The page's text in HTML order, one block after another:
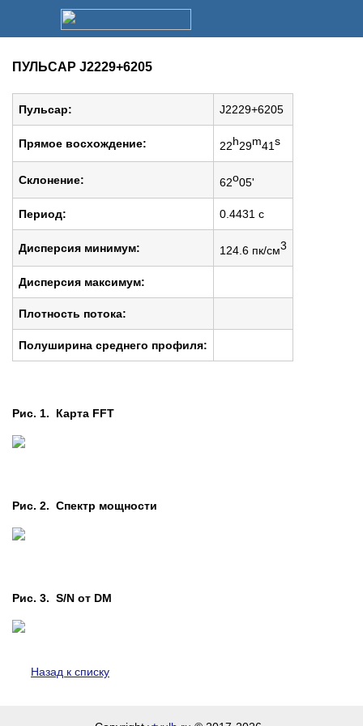
ПУЛЬСАР J2229+6205
Пульсар: J2229+6205
Прямое восхождение: 22h29m41s
Cклонение: 62o05'
Период: 0.4431 c
Дисперсия минимум: 124.6 пк/см3
Дисперсия максимум:
Плотность потока:
Полуширина среднего профиля:
Рис. 1. Карта FFT
Рис. 2. Cпектр мощности
Рис. 3. S/N от DM
Назад к списку